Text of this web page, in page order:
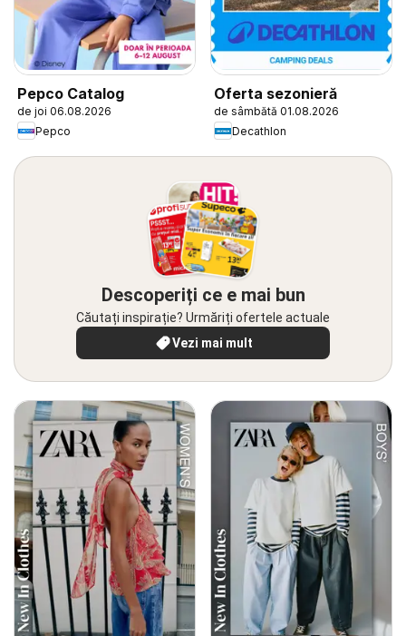
Pepco Catalog
de joi 06.08.2026
Pepco
Oferta sezonieră
de sâmbătă 01.08.2026
Decathlon
Descoperiți ce e mai bun
Căutați inspirație? Urmăriți ofertele actuale
Vezi mai mult